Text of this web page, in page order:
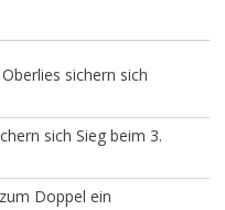
sichern sich
sich Sieg beim 3.
Doppel ein